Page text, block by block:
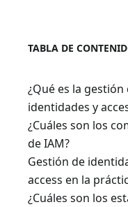
TABLA DE
¿Qué es la gestión
identidades y
¿Cuáles son los
de IAM?
Gestión de
access en la
¿Cuáles son los